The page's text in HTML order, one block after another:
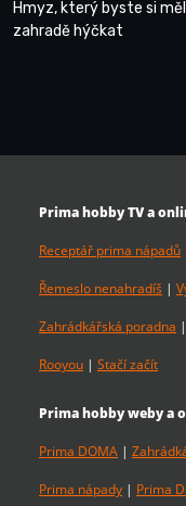
Hmyz, který byste si
zahradě hýčkat
Prima hobby TV a
Receptář prima nápadů
Řemeslo nenahradíš |
Zahrádkářská poradna |
Rooyou | Stačí začít
Prima hobby weby a
Prima DOMA |
Prima nápady | Prima